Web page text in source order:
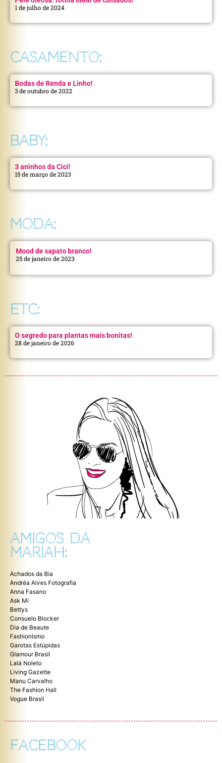
1 de julho de 2024
CASAMENTO:
Bodas de Renda e Linho!
3 de outubro de 2022
BABY:
3 aninhos da Cici!
15 de março de 2023
MODA:
Mood de sapato branco!
25 de janeiro de 2023
ETC:
O segredo para plantas mais bonitas!
28 de janeiro de 2026
AMIGOS DA
MARIAH:
Achados da Bia
Andréa Alves Fotografia
Anna Fasano
Ask Mi
Bettys
Consuelo Blocker
Dia de Beaute
Fashionismo
Garotas Estúpidas
Glamour Brasil
Lalá Noleto
Living Gazette
Manu Carvalho
The Fashion Hall
Vogue Brasil
FACEBOOK